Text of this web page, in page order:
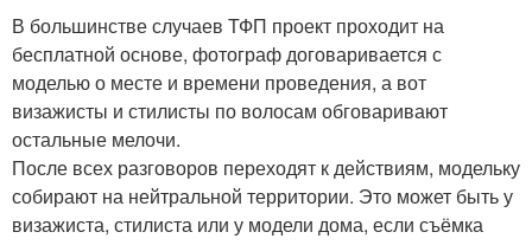
В большинстве случаев ТФП проект проходит на
бесплатной основе, фотограф договаривается с
моделью о месте и времени проведения, а вот
визажисты и стилисты по волосам обговаривают
остальные мелочи.
После всех разговоров переходят к действиям, модельку
собирают на нейтральной территории. Это может быть у
визажиста, стилиста или у модели дома, если съёмка